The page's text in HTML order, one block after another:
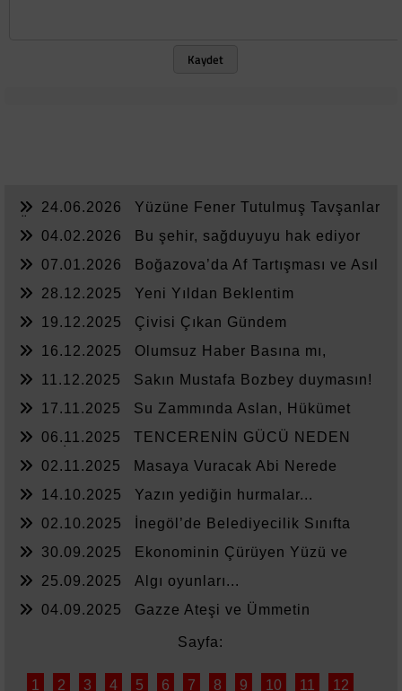
Kaydet
24.06.2026
Yüzüne Fener Tutulmuş Tavşanlar
04.02.2026
Bu şehir, sağduyuyu hak ediyor
07.01.2026
Boğazova’da Af Tartışması ve Asıl
28.12.2025
Yeni Yıldan Beklentim
19.12.2025
Çivisi Çıkan Gündem
16.12.2025
Olumsuz Haber Basına mı,
11.12.2025
Sakın Mustafa Bozbey duymasın!
17.11.2025
Su Zammında Aslan, Hükümet
06.11.2025
TENCERENİN GÜCÜ NEDEN
02.11.2025
Masaya Vuracak Abi Nerede
14.10.2025
Yazın yediğin hurmalar...
02.10.2025
İnegöl’de Belediyecilik Sınıfta
30.09.2025
Ekonominin Çürüyen Yüzü ve
25.09.2025
Algı oyunları...
04.09.2025
Gazze Ateşi ve Ümmetin
Sayfa:
1 2 3 4 5 6 7 8 9 10 11 12